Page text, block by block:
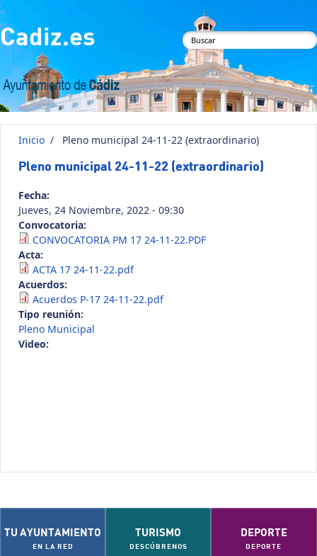
Pasar al contenido principal
Cadiz.es
Formulario de
búsqueda
Inicio / Pleno municipal 24-11-22 (extraordinario)
Pleno municipal 24-11-22 (extraordinario)
Fecha:
Jueves, 24 Noviembre, 2022 - 09:30
Convocatoria:
CONVOCATORIA PM 17 24-11-22.PDF
Acta:
ACTA 17 24-11-22.pdf
Acuerdos:
Acuerdos P-17 24-11-22.pdf
Tipo reunión:
Pleno Municipal
Video:
TU AYUNTAMIENTO
EN LA RED
TURISMO
DESCÚBRENOS
DEPORTE
DEPORTE